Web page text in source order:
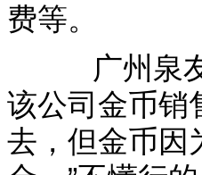
费等。
广州泉友
该公司金币销
去，但金币因